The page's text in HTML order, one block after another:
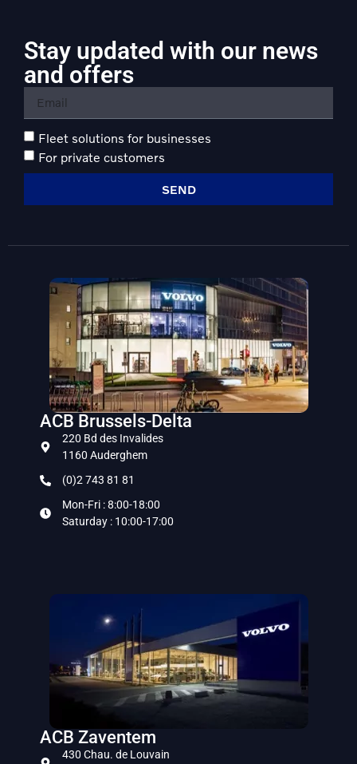
Stay updated with our news
and offers
Fleet solutions for businesses
For private customers
SEND
ACB Brussels-Delta
220 Bd des Invalides
1160 Auderghem
(0)2 743 81 81
Mon-Fri : 8:00-18:00
Saturday : 10:00-17:00
ACB Zaventem
430 Chau. de Louvain